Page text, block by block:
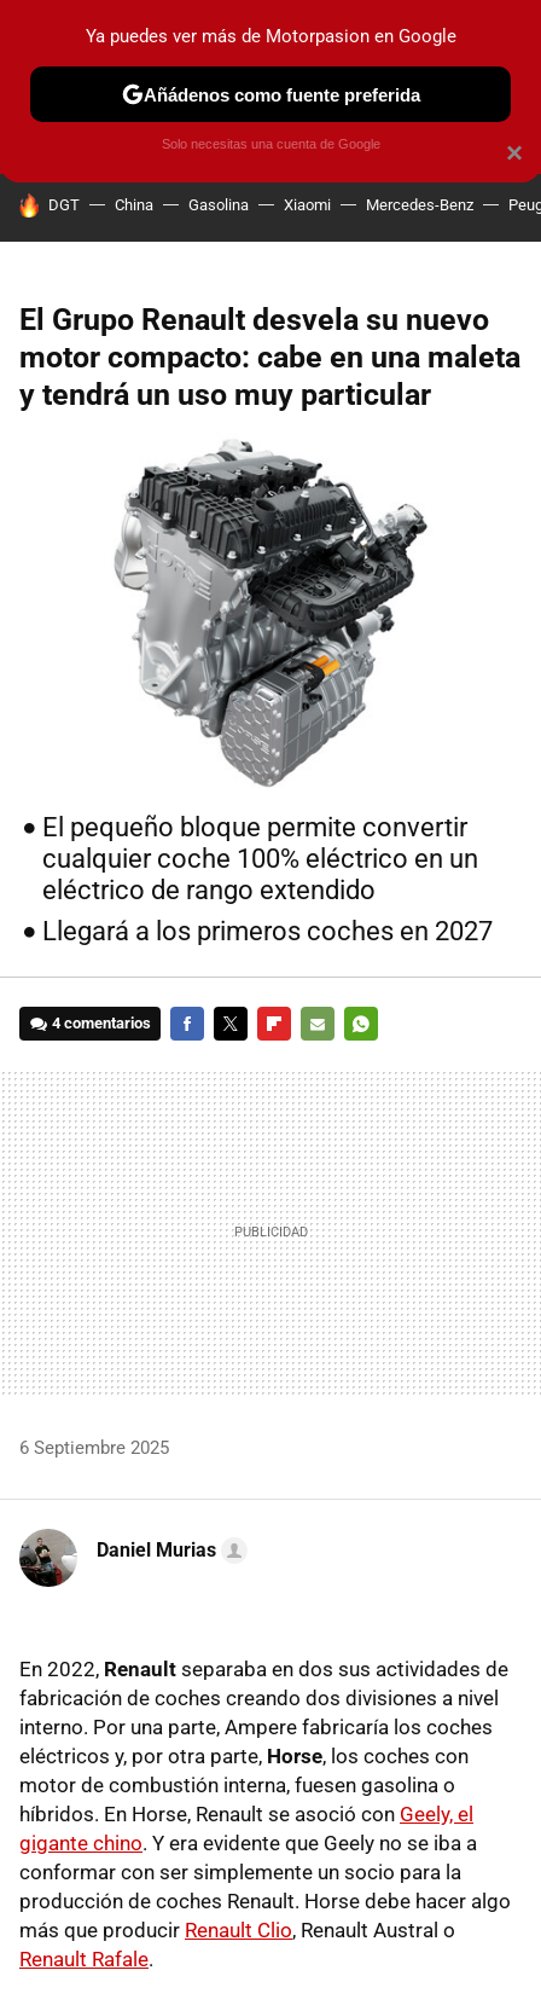
PRUEBAS COCHES ELÉCTRICOS OBSERVATORIO
HOY SE HABLA DE
DGT China Gasolina Xiaomi Mercedes-Benz
El Grupo Renault desvela su nuevo
motor compacto: cabe en una maleta
y tendrá un uso muy particular
El pequeño bloque permite convertir
cualquier coche 100% eléctrico en un
eléctrico de rango extendido
Llegará a los primeros coches en 2027
4 comentarios
MAIL
6 Septiembre 2025
Daniel Murias
En 2022, Renault separaba en dos sus actividades de
fabricación de coches creando dos divisiones a nivel
interno. Por una parte, Ampere fabricaría los coches
eléctricos y, por otra parte, Horse, los coches con
motor de combustión interna, fuesen gasolina o
híbridos. En Horse, Renault se asoció con Geely, el
gigante chino. Y era evidente que Geely no se iba a
conformar con ser simplemente un socio para la
producción de coches Renault. Horse debe hacer algo
más que producir Renault Clio, Renault Austral o
Renault Rafale.
×
Ya puedes ver más de Motorpasion en Google
Añádenos como fuente preferida
Solo necesitas una cuenta de Google